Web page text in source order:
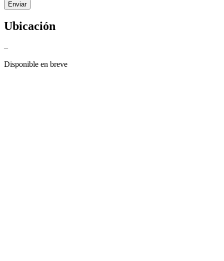
Enviar
Ubicación
–
Disponible en breve